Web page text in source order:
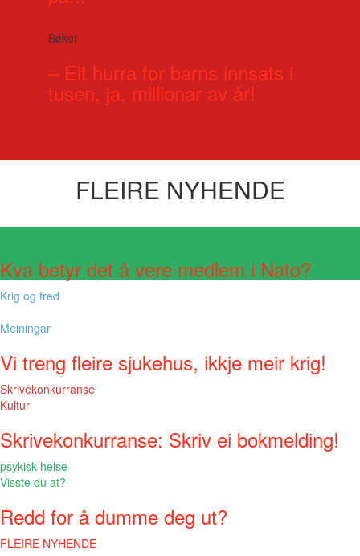
Bøker
– Eit hurra for barns innsats i
tusen, ja, millionar av år!
FLEIRE NYHENDE
Kva betyr det å vere medlem i Nato?
Krig og fred
Meiningar
Vi treng fleire sjukehus, ikkje meir krig!
Skrivekonkurranse
Kultur
Skrivekonkurranse: Skriv ei bokmelding!
psykisk helse
Visste du at?
Redd for å dumme deg ut?
FLEIRE NYHENDE